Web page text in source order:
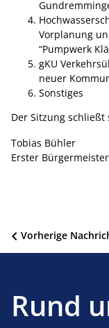
Vorplanung
“Pumpwerk
gKU
neuer
Sonstiges
Der Sitzung
Tobias Bühler
Erster Bürgermeister
Beitragsnavigation
Vorherige
Rund